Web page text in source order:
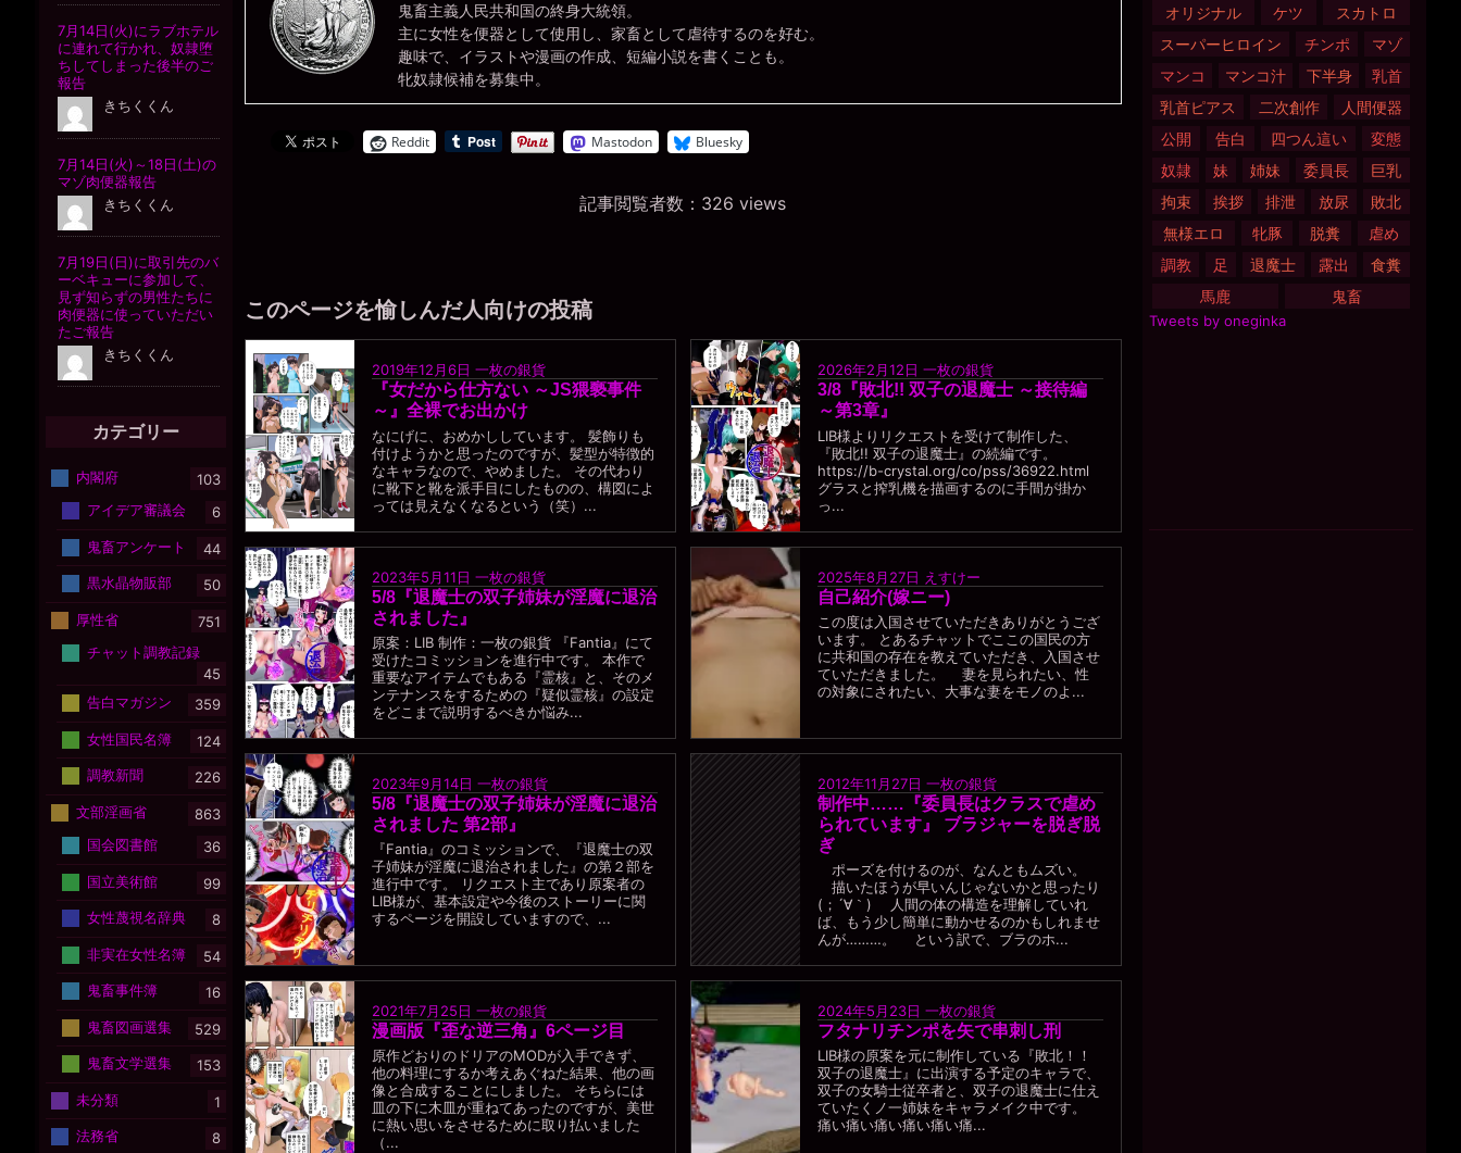
鬼畜主義人民共和国の終身大統領。
主に女性を便器として使用し、家畜として虐待するのを好む。
趣味で、イラストや漫画の作成、短編小説を書くことも。
牝奴隷候補を募集中。
Reddit Mastodon Bluesky
記事閲覧者数：326 views
このページを愉しんだ人向けの投稿
2019年12月6日 一枚の銀貨
『女だから仕方ない ～JS猥褻事件
～』全裸でお出かけ
なにげに、おめかししています。 髪飾りも
付けようかと思ったのですが、髪型が特徴的
なキャラなので、やめました。 その代わり
に靴下と靴を派手目にしたものの、構図によ
っては見えなくなるという（笑）...
2026年2月12日 一枚の銀貨
3/8『敗北!! 双子の退魔士 ～接待編
～第3章』
LIB様よりリクエストを受けて制作した、
『敗北!! 双子の退魔士』の続編です。
https://b-crystal.org/co/pss/36922.html
グラスと搾乳機を描画するのに手間が掛か
っ...
2023年5月11日 一枚の銀貨
5/8『退魔士の双子姉妹が淫魔に退治
されました』
原案：LIB 制作：一枚の銀貨 『Fantia』にて
受けたコミッションを進行中です。 本作で
重要なアイテムでもある『霊核』と、そのメ
ンテナンスをするための『疑似霊核』の設定
をどこまで説明するべきか悩み...
2025年8月27日 えすけー
自己紹介(嫁ニー)
この度は入国させていただきありがとうござ
います。 とあるチャットでここの国民の方
に共和国の存在を教えていただき、入国させ
ていただきました。 妻を見られたい、性
の対象にされたい、大事な妻をモノのよ...
2023年9月14日 一枚の銀貨
5/8『退魔士の双子姉妹が淫魔に退治
されました 第2部』
『Fantia』のコミッションで、『退魔士の双
子姉妹が淫魔に退治されました』の第２部を
進行中です。 リクエスト主であり原案者の
LIB様が、基本設定や今後のストーリーに関
するページを開設していますので、...
2012年11月27日 一枚の銀貨
制作中……『委員長はクラスで虐め
られています』 ブラジャーを脱ぎ脱
ぎ
ポーズを付けるのが、なんともムズい。
描いたほうが早いんじゃないかと思ったり
(；´∀｀) 人間の体の構造を理解していれ
ば、もう少し簡単に動かせるのかもしれませ
んが………。 という訳で、ブラのホ...
2021年7月25日 一枚の銀貨
漫画版『歪な逆三角』6ページ目
原作どおりのドリアのMODが入手できず、
他の料理にするか考えあぐねた結果、他の画
像と合成することにしました。 そちらには
皿の下に木皿が重ねてあったのですが、美世
に熱い思いをさせるために取り払いました
（...
2024年5月23日 一枚の銀貨
フタナリチンポを矢で串刺し刑
LIB様の原案を元に制作している『敗北！！
双子の退魔士』に出演する予定のキャラで、
双子の女騎士従卒者と、双子の退魔士に仕え
ていたくノ一姉妹をキャラメイク中です。
痛い痛い痛い痛い痛い痛...
オリジナル
ケツ
スカトロ
スーパーヒロイン
チンポ
マゾ
マンコ
マンコ汁 下半身
乳首
乳首ピアス
二次創作
人間便器
公開
告白 四つん這い
変態
奴隷
妹 姉妹 委員長
巨乳
拘束
挨拶 排泄 放尿
敗北
無様エロ
牝豚 脱糞
虐め
調教
足 退魔士 露出
食糞
馬鹿
鬼畜
Tweets by oneginka
カテゴリー
内閣府
103
アイデア審議会
6
鬼畜アンケート
44
黒水晶物販部
50
厚性省
751
チャット調教記録
45
告白マガジン
359
女性国民名簿
124
調教新聞
226
文部淫画省
863
国会図書館
36
国立美術館
99
女性蔑視名辞典
8
非実在女性名簿
54
鬼畜事件簿
16
鬼畜図画選集
529
鬼畜文学選集
153
未分類
1
法務省
8